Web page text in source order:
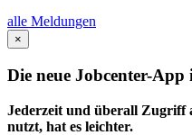
alle Meldungen
×
Die neue Jobcenter-App
Jederzeit und überall Zugriff
nutzt, hat es leichter.